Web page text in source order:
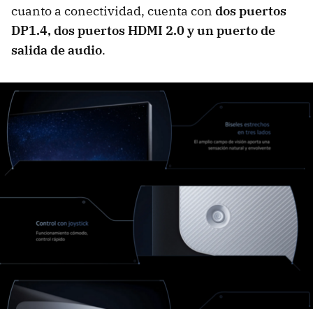
cuanto a conectividad, cuenta con dos puertos
DP1.4, dos puertos HDMI 2.0 y un puerto de
salida de audio.